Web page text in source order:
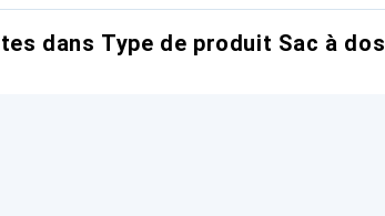
dans Type de produit Sac à dos